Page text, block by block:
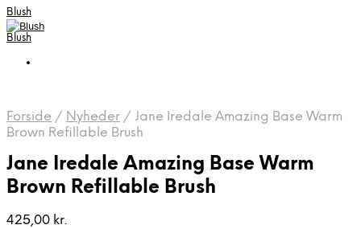
Blush
Blush
Forside / Nyheder / Jane Iredale Amazing Base Warm
Brown Refillable Brush
Jane Iredale Amazing Base Warm
Brown Refillable Brush
425,00 kr.